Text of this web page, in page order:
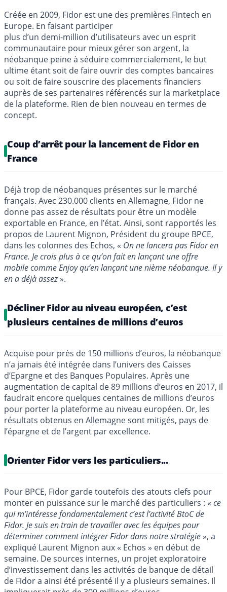
Créée en 2009, Fidor est une des premières Fintech en
Europe. En faisant participer
plus d’un demi-million d’utilisateurs avec un esprit
communautaire pour mieux gérer son argent, la
néobanque peine à séduire commercialement, le but
ultime étant soit de faire ouvrir des comptes bancaires
ou soit de faire souscrire des placements financiers
auprès de ses partenaires référencés sur la marketplace
de la plateforme. Rien de bien nouveau en termes de
concept.
Coup d’arrêt pour la lancement de Fidor en
France
Déjà trop de néobanques présentes sur le marché
français. Avec 230.000 clients en Allemagne, Fidor ne
donne pas assez de résultats pour être un modèle
exportable en France, en l’état. Ainsi, sont rapportés les
propos de Laurent Mignon, Président du groupe BPCE,
dans les colonnes des Echos, « On ne lancera pas Fidor en
France. Je crois plus à ce qu’on fait en lançant une offre
mobile comme Enjoy qu’en lançant une nième néobanque. Il y
en a déjà assez».
Décliner Fidor au niveau européen, c’est
plusieurs centaines de millions d’euros
Acquise pour près de 150 millions d’euros, la néobanque
n’a jamais été intégrée dans l’univers des Caisses
d’Epargne et des Banques Populaires. Après une
augmentation de capital de 89 millions d’euros en 2017, il
faudrait encore quelques centaines de millions d’euros
pour porter la plateforme au niveau européen. Or, les
résultats obtenus en Allemagne sont mitigés, pays de
l’épargne et de l’argent par excellence.
Orienter Fidor vers les particuliers...
Pour BPCE, Fidor garde toutefois des atouts clefs pour
monter en puissance sur le marché des particuliers : « ce
qui m’intéresse fondamentalement c’est l’activité BtoC de
Fidor. Je suis en train de travailler avec les équipes pour
déterminer comment intégrer Fidor dans notre stratégie», a
expliqué Laurent Mignon aux « Echos » en début de
semaine. De sources internes, un projet exploratoire
d’investissement dans les activités de banque de détail
de Fidor a ainsi été présenté il y a plusieurs semaines. Il